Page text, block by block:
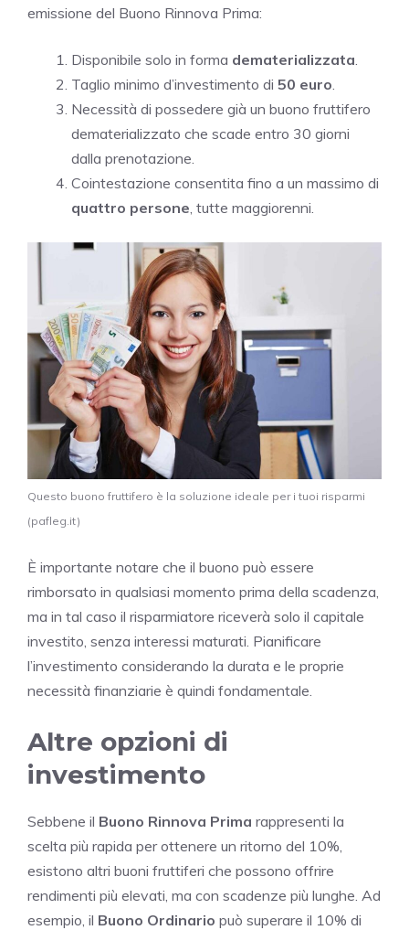
emissione del Buono Rinnova Prima:
Disponibile solo in forma dematerializzata.
Taglio minimo d’investimento di 50 euro.
Necessità di possedere già un buono fruttifero
dematerializzato che scade entro 30 giorni
dalla prenotazione.
Cointestazione consentita fino a un massimo di
quattro persone, tutte maggiorenni.
Questo buono fruttifero è la soluzione ideale per i tuoi risparmi
(pafleg.it)
È importante notare che il buono può essere
rimborsato in qualsiasi momento prima della scadenza,
ma in tal caso il risparmiatore riceverà solo il capitale
investito, senza interessi maturati. Pianificare
l’investimento considerando la durata e le proprie
necessità finanziarie è quindi fondamentale.
Altre opzioni di
investimento
Sebbene il Buono Rinnova Prima rappresenti la
scelta più rapida per ottenere un ritorno del 10%,
esistono altri buoni fruttiferi che possono offrire
rendimenti più elevati, ma con scadenze più lunghe. Ad
esempio, il Buono Ordinario può superare il 10% di